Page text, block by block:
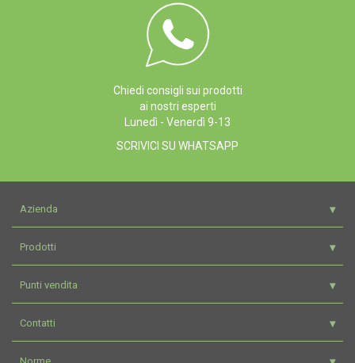
Chiedi consigli sui prodotti
ai nostri esperti
Lunedì - Venerdì 9-13
SCRIVICI SU WHATSAPP
Azienda
Prodotti
Punti vendita
Contatti